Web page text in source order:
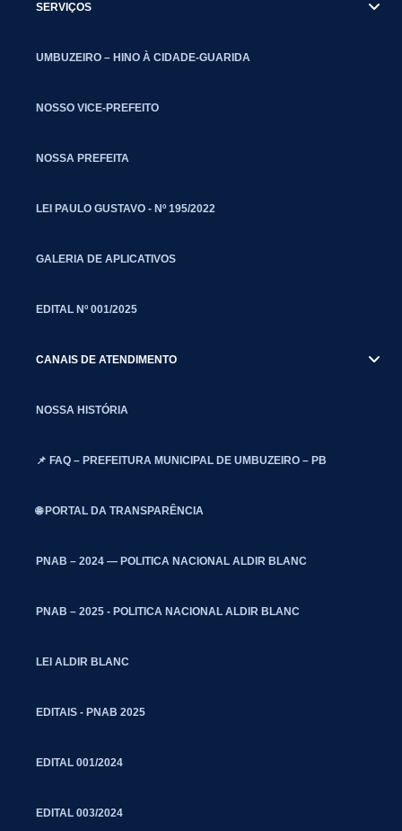
SERVIÇOS
UMBUZEIRO – HINO À CIDADE-GUARIDA
NOSSO VICE-PREFEITO
NOSSA PREFEITA
LEI PAULO GUSTAVO - Nº 195/2022
GALERIA DE APLICATIVOS
EDITAL Nº 001/2025
CANAIS DE ATENDIMENTO
NOSSA HISTÓRIA
📌 FAQ – PREFEITURA MUNICIPAL DE UMBUZEIRO – PB
🌐 PORTAL DA TRANSPARÊNCIA
PNAB – 2024 — POLITICA NACIONAL ALDIR BLANC
PNAB – 2025 - POLITICA NACIONAL ALDIR BLANC
LEI ALDIR BLANC
EDITAIS - PNAB 2025
EDITAL 001/2024
EDITAL 003/2024